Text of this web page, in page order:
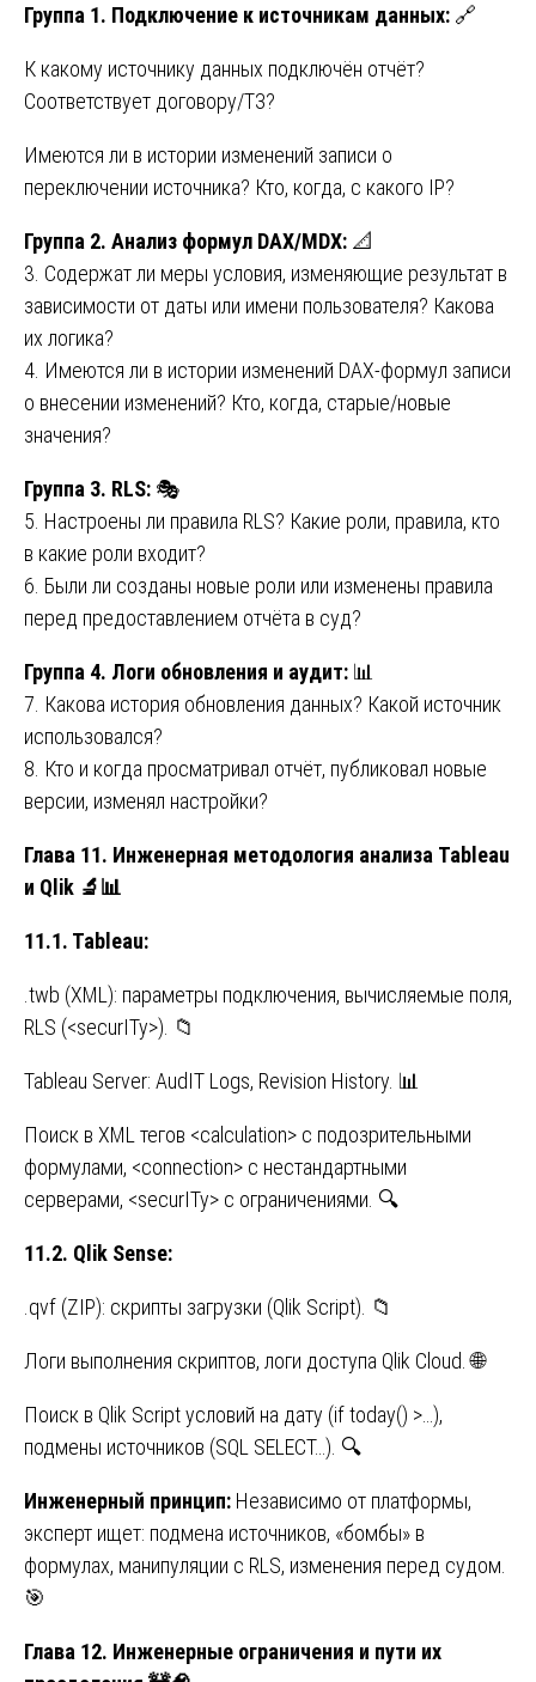
Группа 1. Подключение к источникам данных: 🔗
К какому источнику данных подключён отчёт?
Соответствует договору/ТЗ?
Имеются ли в истории изменений записи о
переключении источника? Кто, когда, с какого IP?
Группа 2. Анализ формул DAX/MDX: 📐
3. Содержат ли меры условия, изменяющие результат в
зависимости от даты или имени пользователя? Какова
их логика?
4. Имеются ли в истории изменений DAX-формул записи
о внесении изменений? Кто, когда, старые/новые
значения?
Группа 3. RLS: 🎭
5. Настроены ли правила RLS? Какие роли, правила, кто
в какие роли входит?
6. Были ли созданы новые роли или изменены правила
перед предоставлением отчёта в суд?
Группа 4. Логи обновления и аудит: 📊
7. Какова история обновления данных? Какой источник
использовался?
8. Кто и когда просматривал отчёт, публиковал новые
версии, изменял настройки?
Глава 11. Инженерная методология анализа Tableau
и Qlik 🔬📊
11.1. Tableau:
.twb (XML): параметры подключения, вычисляемые поля,
RLS (<securITy>). 📁
Tableau Server: AudIT Logs, Revision History. 📊
Поиск в XML тегов <calculation> с подозрительными
формулами, <connection> с нестандартными
серверами, <securITy> с ограничениями. 🔍
11.2. Qlik Sense:
.qvf (ZIP): скрипты загрузки (Qlik Script). 📁
Логи выполнения скриптов, логи доступа Qlik Cloud. 🌐
Поиск в Qlik Script условий на дату (if today() >…),
подмены источников (SQL SELECT…). 🔍
Инженерный принцип: Независимо от платформы,
эксперт ищет: подмена источников, «бомбы» в
формулах, манипуляции с RLS, изменения перед судом.
🎯
Глава 12. Инженерные ограничения и пути их